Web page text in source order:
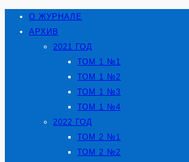
О ЖУРНАЛЕ
АРХИВ
2021 ГОД
ТОМ 1 №1
ТОМ 1 №2
ТОМ 1 №3
ТОМ 1 №4
2022 ГОД
ТОМ 2 №1
ТОМ 2 №2